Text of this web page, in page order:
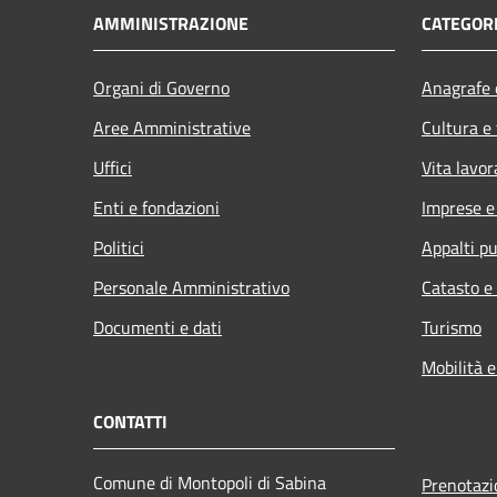
AMMINISTRAZIONE
Organi di Governo
Aree Amministrative
Uffici
Enti e fondazioni
Politici
Personale Amministrativo
Documenti e dati
Cultura
Vita
Imprese
Appalti
Catasto
Turismo
Mobilità
CONTATTI
Comune di Montopoli di Sabina